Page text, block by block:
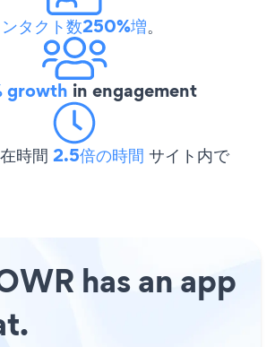
タクト数250%増。
growth in engagement
時間 2.5倍の時間 サイト内で
has an app